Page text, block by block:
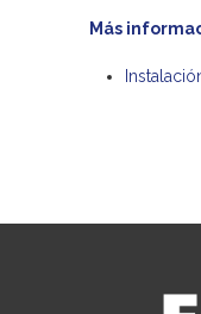
Más